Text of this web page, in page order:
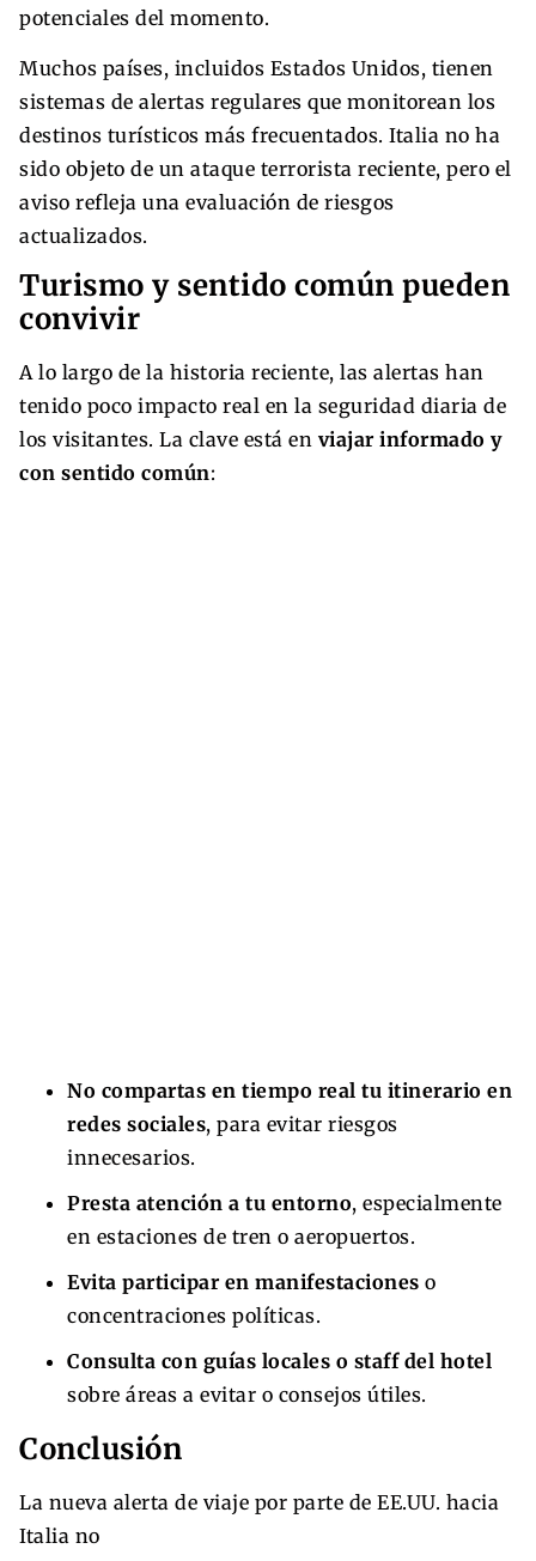
potenciales del momento.
Muchos países, incluidos Estados Unidos, tienen
sistemas de alertas regulares que monitorean los
destinos turísticos más frecuentados. Italia no ha
sido objeto de un ataque terrorista reciente, pero el
aviso refleja una evaluación de riesgos
actualizados.
Turismo y sentido común pueden
convivir
A lo largo de la historia reciente, las alertas han
tenido poco impacto real en la seguridad diaria de
los visitantes. La clave está en viajar informado y
con sentido común:
No compartas en tiempo real tu itinerario en
redes sociales, para evitar riesgos
innecesarios.
Presta atención a tu entorno, especialmente
en estaciones de tren o aeropuertos.
Evita participar en manifestaciones o
concentraciones políticas.
Consulta con guías locales o staff del hotel
sobre áreas a evitar o consejos útiles.
Conclusión
La nueva alerta de viaje por parte de EE.UU. hacia
Italia no